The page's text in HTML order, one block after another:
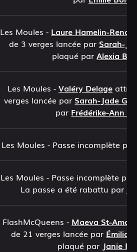
Les Moules - Laure Hamelin-
de 3 verges lancée par Sarah-
plaqué parAlexia
Les Moules - Valéry Delage
verges lancée par Sarah-Jade
par Frédérike-Ann
Les Moules - Passe incomplète
Les Moules - Passe incomplète par
La passe a été rabattu par
FlashMcQueens - Maeva St-Amour
de 21 verges lancée par
plaqué par Janie